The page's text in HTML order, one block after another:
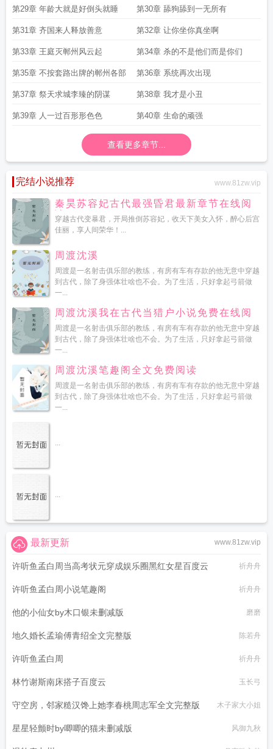
第29章 年龄大就是好倒头就睡 第30章 舔狗舔到一无所有
第31章 齐国来人释放善意 第32章 让你坐你真坐啊
第33章 王庭灭郸州风云起 第34章 杀的不是他们而是你们
第35章 不按套路出牌的郸州各部 第36章 系统再次出现
第37章 祭天求城李臻的阴谋 第38章 我才是小丑
第39章 人一过百形形色色 第40章 生命的顽强
查看更多章节...
完结小说推荐 www.81zw.vip
秦昊苏容妃古代最强昏君最新章节在线阅
读
穿越古代变暴君，开局推倒苏容妃，收天下美女入怀，醉心后宫
佳丽，享人间荣华！...
周渡沈溪
周渡是一名射击俱乐部的教练，有房有车有存款的他无意中穿越
到古代，除了身强体壮啥也不会。为了生活，只好拿起弓箭做
一...
周渡沈溪我在古代当猎户小说免费在线阅
读
周渡是一名射击俱乐部的教练，有房有车有存款的他无意中穿越
到古代，除了身强体壮啥也不会。为了生活，只好拿起弓箭做
一...
周渡沈溪笔趣阁全文免费阅读
周渡是一名射击俱乐部的教练，有房有车有存款的他无意中穿越
到古代，除了身强体壮啥也不会。为了生活，只好拿起弓箭做
一...
...
...
www.81zw.vip
最新更新
许听鱼孟白周当高考状元穿成娱乐圈黑红女星百度云 祈舟舟
许听鱼孟白周小说笔趣阁 祈舟舟
他的小仙女by木口银未删减版 磨磨
地久婚长孟瑜傅青绍全文完整版 陈若舟
许听鱼孟白周 祈舟舟
林竹谢斯南床搭子百度云 玉长弓
守空房，邻家糙汉馋上她李春桃周志军全文完整版 木子家大小姐
星星轻颤时by唧唧的猫未删减版 风御九秋